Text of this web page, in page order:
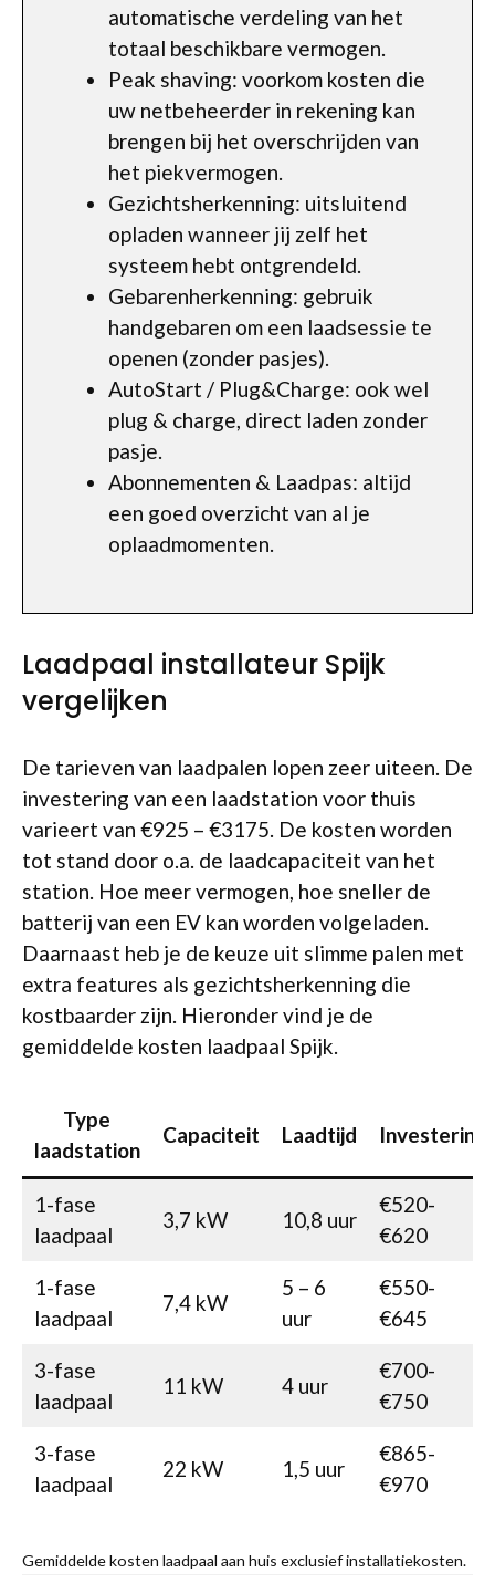
automatische verdeling van het
totaal beschikbare vermogen.
Peak shaving: voorkom kosten die
uw netbeheerder in rekening kan
brengen bij het overschrijden van
het piekvermogen.
Gezichtsherkenning: uitsluitend
opladen wanneer jij zelf het
systeem hebt ontgrendeld.
Gebarenherkenning: gebruik
handgebaren om een laadsessie te
openen (zonder pasjes).
AutoStart / Plug&Charge: ook wel
plug & charge, direct laden zonder
pasje.
Abonnementen & Laadpas: altijd
een goed overzicht van al je
oplaadmomenten.
Laadpaal installateur Spijk
vergelijken
De tarieven van laadpalen lopen zeer uiteen. De
investering van een laadstation voor thuis
varieert van €925 – €3175. De kosten worden
tot stand door o.a. de laadcapaciteit van het
station. Hoe meer vermogen, hoe sneller de
batterij van een EV kan worden volgeladen.
Daarnaast heb je de keuze uit slimme palen met
extra features als gezichtsherkenning die
kostbaarder zijn. Hieronder vind je de
gemiddelde kosten laadpaal Spijk.
Type
laadstation
Capaciteit Laadtijd Investering
1-fase
laadpaal
3,7 kW 10,8 uur
€520-
€620
1-fase
laadpaal
7,4 kW
5 – 6
uur
€550-
€645
3-fase
laadpaal
11 kW 4 uur
€700-
€750
3-fase
laadpaal
22 kW 1,5 uur
€865-
€970
Gemiddelde kosten laadpaal aan huis exclusief installatiekosten.